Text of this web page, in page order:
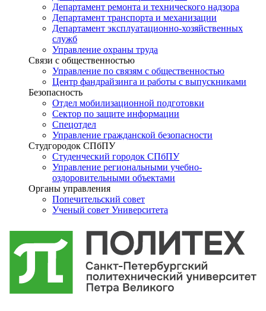
Департамент ремонта и технического надзора
Департамент транспорта и механизации
Департамент эксплуатационно-хозяйственных
служб
Управление охраны труда
Связи с общественностью
Управление по связям с общественностью
Центр фандрайзинга и работы с выпускниками
Безопасность
Отдел мобилизационной подготовки
Сектор по защите информации
Спецотдел
Управление гражданской безопасности
Студгородок СПбПУ
Студенческий городок СПбПУ
Управление региональными учебно-
оздоровительными объектами
Органы управления
Попечительский совет
Ученый совет Университета